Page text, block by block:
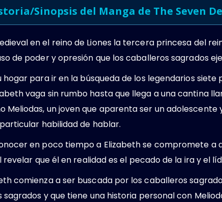
Sinopsis del Manga de The Seven
en el reino de Liones la tercera princesa del
de poder y opresión que los caballeros sagrados
hogar para ir en la búsqueda de los legendarios
vaga sin rumbo hasta que llega a una cantina
Meliodas, un joven que aparenta ser un
habilidad de hablar.
en poco tiempo a Elizabeth se compromete
revelar que él en realidad es el pecado de la ira y el
comienza a ser buscada por los caballeros
y que tiene una historia personal con